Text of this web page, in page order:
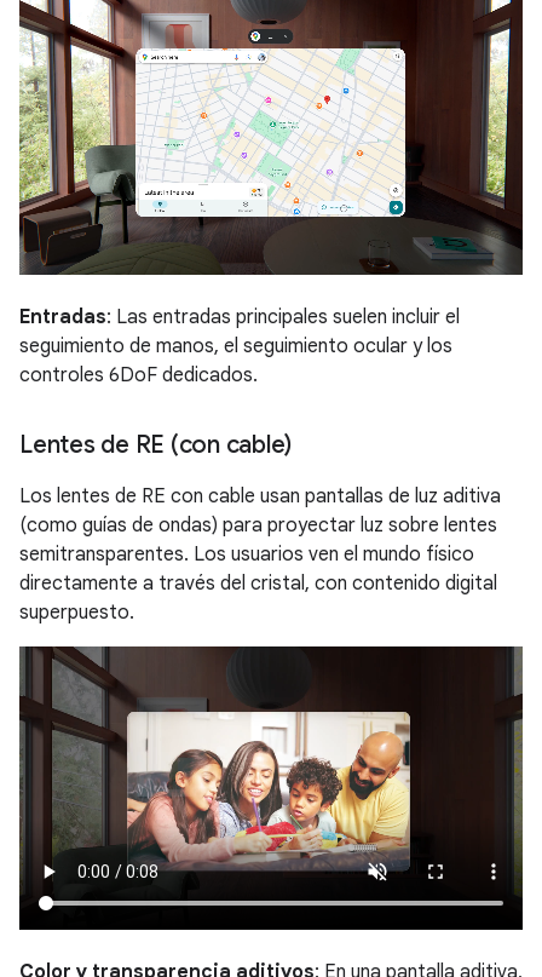
Entradas: Las entradas principales suelen incluir el
seguimiento de manos, el seguimiento ocular y los
controles 6DoF dedicados.
Lentes de RE (con cable)
Los lentes de RE con cable usan pantallas de luz aditiva
(como guías de ondas) para proyectar luz sobre lentes
semitransparentes. Los usuarios ven el mundo físico
directamente a través del cristal, con contenido digital
superpuesto.
Color y transparencia aditivos: En una pantalla aditiva,